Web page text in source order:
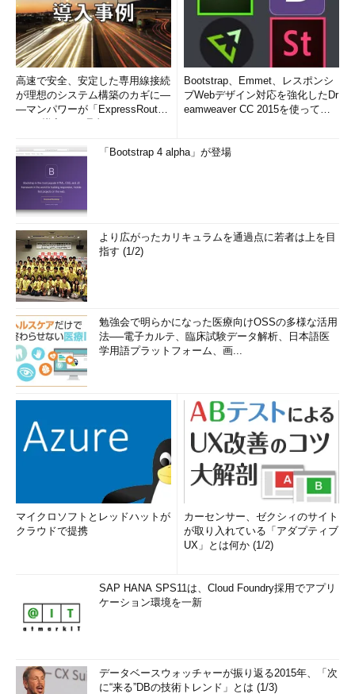
カウントで、あらかじめ転送先のメールアドレスを承認・登録し
ておく必要がある（迷惑なメール転送を防ぐため、転送先のメー
ルアドレスで手動での承認作業が求められる）。この作業を済ま
せておかないと、「1つ以上のフィルタでエラーが発生したた
め、それらをインポートできません。～」といったエラーが生じ
てインポートに失敗する。
メール転送の詳細については「
Gmailでメールを集約・一元管
ールアドレスに対して承認の依頼をする
●ラベルを事前に作成しておく必要はない
試した限りでは、新たなフィルタの振り分け先のラベルは、振
り分けが実行された時点で自動的に生成される（インポート時に
フィルタを既存メールに対して実行したら、そのフィルタにひも
付くラベルが新たに作成された）。そのため、あらかじめインポ
ート先のGmailでこうしたラベルを新規作成しておく必要はな
い。
高速で安全、安定した専用線接続
が理想のシステム構築のカギに―
―マンパワーが「ExpressRout
Bootstrap、Emmet、レスポンシ
ブWebデザイン対応を強化したDr
eamweaver CC 2015を使って
「Bootstrap 4 alpha」が登場
より広がったカリキュラムを通過点に若者は上を目
指す (1/2)
勉強会で明らかになった医療向けOSSの多様な活用
法──電子カルテ、臨床試験データ解析、日本語医
学用語プラットフォーム、画...
マイクロソフトとレッドハットが
クラウドで提携
カーセンサー、ゼクシィのサイト
が取り入れている「アダプティブ
UX」とは何か (1/2)
SAP HANA SPS11は、Cloud Foundry採用でアプリ
ケーション環境を一新
データベースウォッチャーが振り返る2015年、「次
に“来る”DBの技術トレンド」とは (1/3)